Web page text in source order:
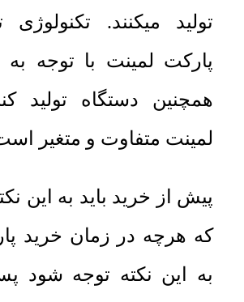
تولید میکنند. تکنولوژی
پارکت لمینت با توجه به
همچنین دستگاه تولید
لمینت متفاوت و متغیر
پیش از خرید باید به این
که هرچه در زمان خرید
به این نکته توجه شود